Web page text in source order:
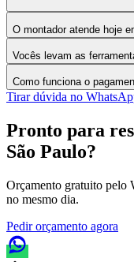
O montador atende hoje
Vocês levam as
Como funciona o
Tirar dúvida no
Pronto para
São Paulo?
Orçamento gratuito pelo
no mesmo dia.
Pedir orçamento agora